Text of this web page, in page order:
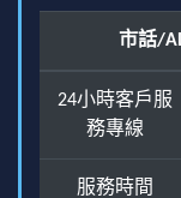
市話/
24小時客戶服
務專線
服務時間